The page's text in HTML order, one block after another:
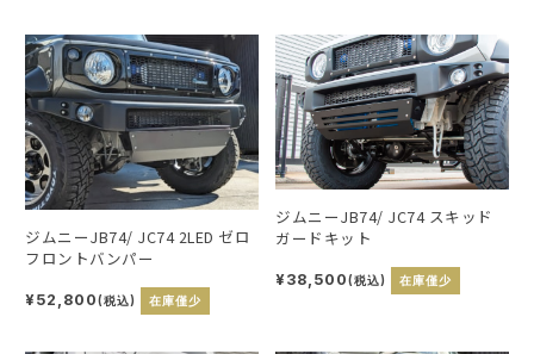
ジムニーJB74/ JC74 2LED ゼロ
フロントバンパー
¥52,800(税込) 在庫僅少
ジムニーJB74/ JC74 スキッド
ガードキット
¥38,500(税込) 在庫僅少